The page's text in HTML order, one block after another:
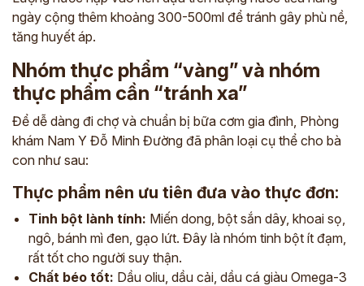
ngày cộng thêm khoảng 300-500ml để tránh gây phù nề,
tăng huyết áp.
Nhóm thực phẩm “vàng” và nhóm
thực phẩm cần “tránh xa”
Để dễ dàng đi chợ và chuẩn bị bữa cơm gia đình, Phòng
khám Nam Y Đỗ Minh Đường đã phân loại cụ thể cho bà
con như sau:
Thực phẩm nên ưu tiên đưa vào thực đơn:
Tinh bột lành tính: Miến dong, bột sắn dây, khoai sọ,
ngô, bánh mì đen, gạo lứt. Đây là nhóm tinh bột ít đạm,
rất tốt cho người suy thận.
Chất béo tốt: Dầu oliu, dầu cải, dầu cá giàu Omega-3